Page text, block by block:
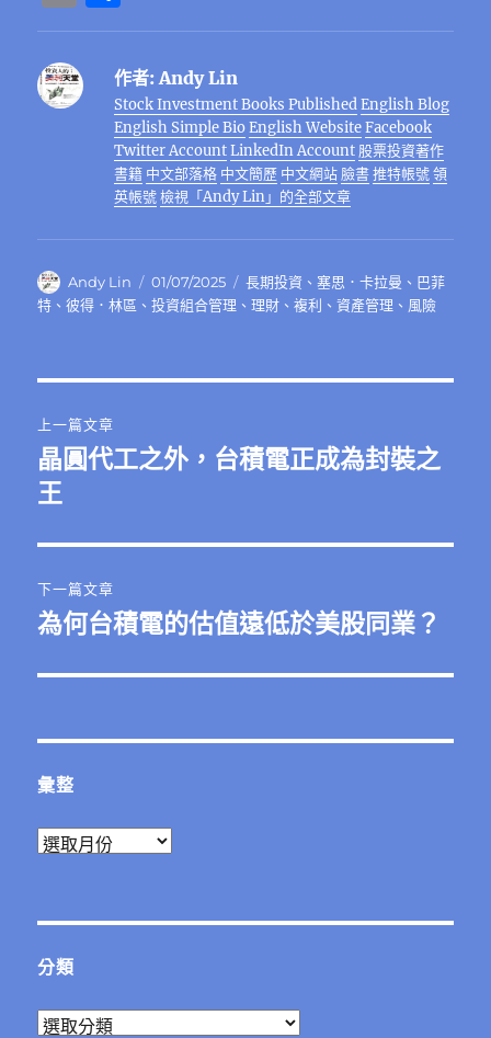
c
b
it
r
e e
r
a
m
C
at
te
st
ss
n
g
er
at
A
p
p
k
d
I
n
m
ai
l
享
作者:Andy Lin
Stock Investment Books Published English Blog
English Simple Bio English Website Facebook
Twitter Account LinkedIn Account 股票投資著作
書籍 中文部落格 中文簡歷 中文網站 臉書 推特帳號 領
英帳號 檢視「Andy Lin」的全部文章
作
者
Andy Lin
發
佈
01/07/2025
分
類
長期投資 、塞思．卡拉曼 、 巴菲
特 、彼得．林區 、投資組合管理 、理財 、複利 、資產管理 、 風險
章
導
覽
上一篇文章
上
一
文
章:
晶圓代工之外，台積電正成為封裝之
王
下一篇文章
下
篇
章:
為何台積電的估值遠低於美股同業？
彙整
彙
分類
分